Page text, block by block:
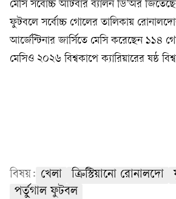
মেসি সর্বোচ্চ আটবার ব্যালন ডি’অর
ফুটবলে সর্বোচ্চ গোলের তালিকায়
আর্জেন্টিনার জার্সিতে মেসি করেছেন
মেসিও ২০২৬ বিশ্বকাপে ক্যারিয়ারের ষষ্ঠ
বিষয়: খেলা ক্রিস্টিয়ানো রোনালদো
পর্তুগাল ফুটবল